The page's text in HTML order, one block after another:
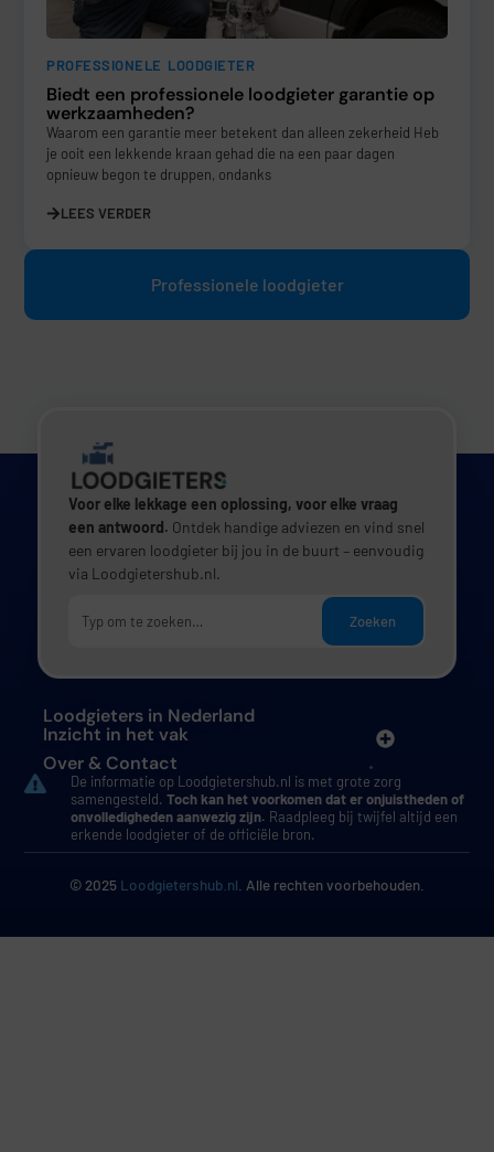
PROFESSIONELE LOODGIETER
Biedt een professionele loodgieter garantie op
werkzaamheden?
Waarom een garantie meer betekent dan alleen zekerheid Heb
je ooit een lekkende kraan gehad die na een paar dagen
opnieuw begon te druppen, ondanks
LEES VERDER
Professionele loodgieter
Over & Contact
Inzicht in het vak
Loodgieters in Nederland
Voor elke lekkage een oplossing, voor elke vraag
een antwoord. Ontdek handige adviezen en vind snel
een ervaren loodgieter bij jou in de buurt – eenvoudig
via Loodgietershub.nl.
Zoeken
© 2025 Loodgietershub.nl . Alle rechten voorbehouden.
De informatie op Loodgietershub.nl is met grote zorg
samengesteld.Toch kan het voorkomen dat er onjuistheden of
onvolledigheden aanwezig zijn. Raadpleeg bij twijfel altijd een
erkende loodgieter of de officiële bron.